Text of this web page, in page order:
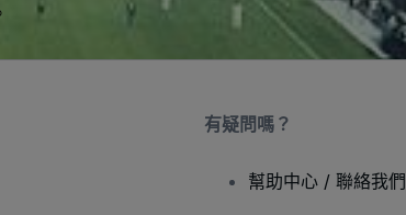
有疑問嗎？
幫助中心 / 聯絡我們